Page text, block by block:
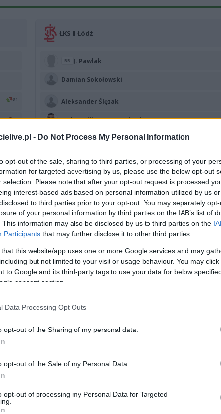
- Do Not Process My Personal Information
opt-out of the sale, sharing to third parties, or processing of your
for targeted advertising by us, please use the below opt-out
selection. Please note that after your opt-out request is processed
interest-based ads based on personal information utilized by us
to third parties prior to your opt-out. You may separately
of your personal information by third parties on the IAB’s list of
This information may also be disclosed by us to third parties on the
Participants that may further disclose it to other third parties.
that this website/app uses one or more Google services and may
but not limited to your visit or usage behaviour. You may
to Google and its third-party tags to use your data for below
consent section.
Data Processing Opt Outs
opt-out of the Sharing of my personal data.
opt-out of the Sale of my Personal Data.
opt-out of processing my Personal Data for Targeted
81
73
10 57
57
65
ŁKS II Łódź
BR J. Pawlak
Damian Sokołowski
Aleksander Ślęzak
Maksymilian Rozwandowicz
S. Frakowski
Victor Kabziński
A. Iwanczyk
J. Kniat
W. Rzemyszkiewicz
O. Zawadzki
REZERWOWI
P. Komar
Wiktor Czerwiński
M. Kielbasinski